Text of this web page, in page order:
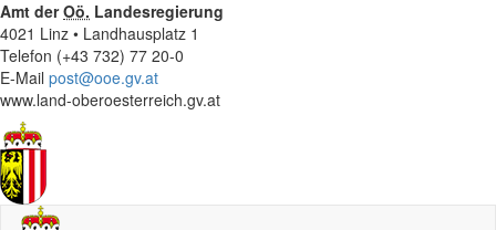
Amt derOö. Landesregierung
4021 Linz • Landhausplatz 1
Telefon (+43 732) 77 20-0
E-Mail post@ooe.gv.at
www.land-oberoesterreich.gv.at